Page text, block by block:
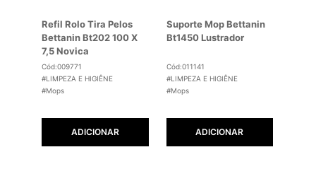
Refil Rolo Tira Pelos
Bettanin Bt202 100 X
7,5 Novica
Cód:009771
#LIMPEZA E HIGIÊNE
#Mops
ADICIONAR
Suporte Mop Bettanin
Bt1450 Lustrador
Cód:011141
#LIMPEZA E HIGIÊNE
#Mops
ADICIONAR